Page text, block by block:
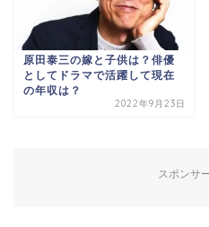
原田泰三の嫁と子供は？俳優
としてドラマで活躍して現在
の年収は？
2022年9月23日
スポンサ